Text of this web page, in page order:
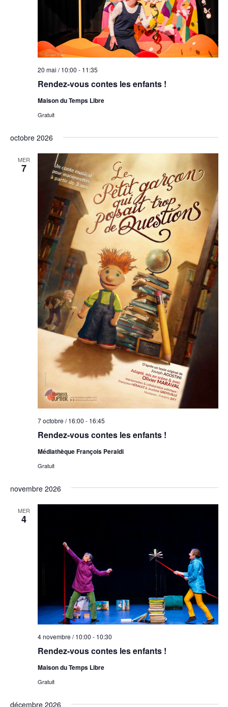
Rendez-vous contes les enfants !
20 mai / 10:00 - 11:35
Maison du Temps Libre
Gratuit
octobre 2026
MER
7
Rendez-vous contes les enfants !
7 octobre / 16:00 - 16:45
Médiathèque François Peraldi
Gratuit
novembre 2026
MER
4
Rendez-vous contes les enfants !
4 novembre / 10:00 - 10:30
Maison du Temps Libre
Gratuit
décembre 2026